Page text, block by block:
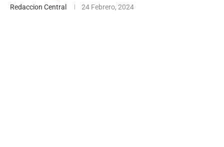
Redaccion Central 24 Febrero, 2024